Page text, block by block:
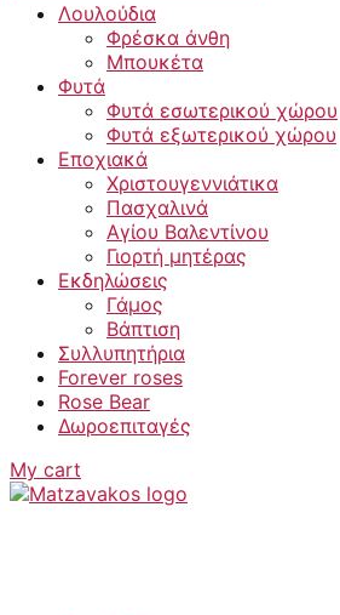
Λουλούδια
Φρέσκα άνθη
Μπουκέτα
Φυτά
Φυτά εσωτερικού χώρου
Φυτά εξωτερικού χώρου
Εποχιακά
Χριστουγεννιάτικα
Πασχαλινά
Αγίου Βαλεντίνου
Γιορτή μητέρας
Εκδηλώσεις
Γάμος
Βάπτιση
Συλλυπητήρια
Forever roses
Rose Bear
Δωροεπιταγές
My cart